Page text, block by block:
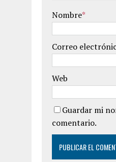
Nombre*
Correo
Web
Guardar mi
comentario.